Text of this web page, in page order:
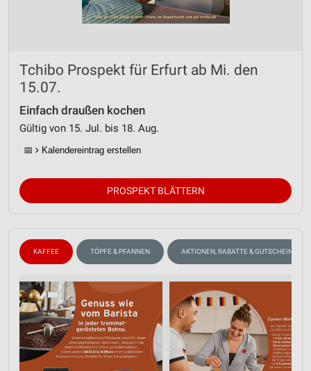
Tchibo Prospekt für Erfurt ab Mi. den
15.07.
Einfach draußen kochen
Gültig von 15. Jul. bis 18. Aug.
📅 Kalendereintrag erstellen
PROSPEKT BLÄTTERN
KAFFEE TÖPFE & PFANNEN AKTIONEN, RABATTE & GUTSCHEINE